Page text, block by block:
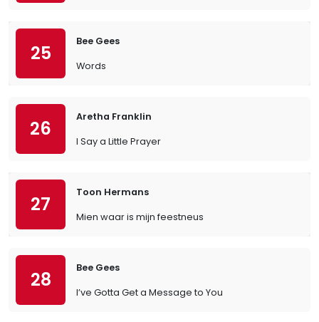
25
Bee Gees
Words
26
Aretha Franklin
I Say a Little Prayer
27
Toon Hermans
Mien waar is mijn feestneus
28
Bee Gees
I’ve Gotta Get a Message to You